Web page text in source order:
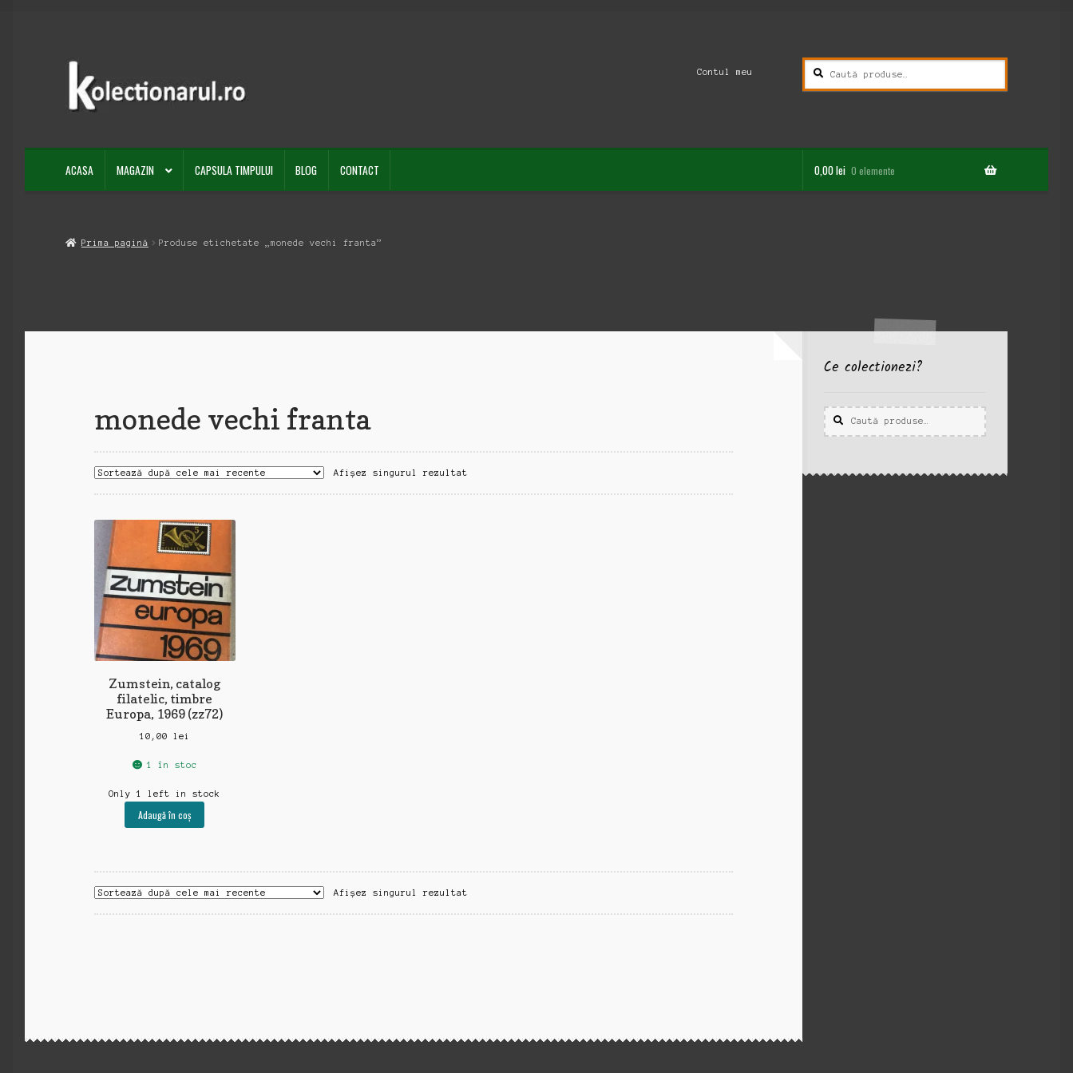
Sari
navigare
Sari
conținut
Contul meu
Caută
după:
Caută
ACASA MAGAZIN CAPSULA TIMPULUI BLOG CONTACT 0,00lei 0 elemente
Prima pagină Produse etichetate „monede vechi franta”
monede vechi franta
Afișez singurul rezultat
Zumstein, catalog
filatelic, timbre
Europa, 1969 (zz72)
10,00 lei
1 în stoc
Only 1 left in stock
Adaugă în coș
Afișez singurul rezultat
Ce colectionezi?
Caută
după:
Caută